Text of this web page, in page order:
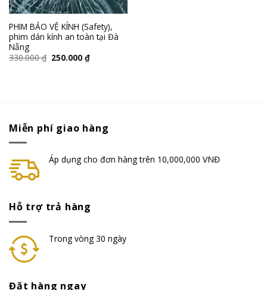
PHIM BẢO VỆ KÍNH (Safety),
phim dán kính an toàn tại Đà
Nẵng
330.000₫ 250.000 ₫
Miễn phí giao hàng
Áp dụng cho đơn hàng trên 10,000,000 VNĐ
Hỗ trợ trả hàng
Trong vòng 30 ngày
Đặt hàng ngay